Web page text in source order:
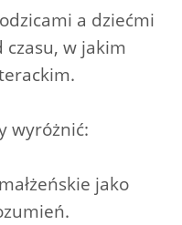
a dziećmi
czasu, w jakim
wyróżnić:
jako